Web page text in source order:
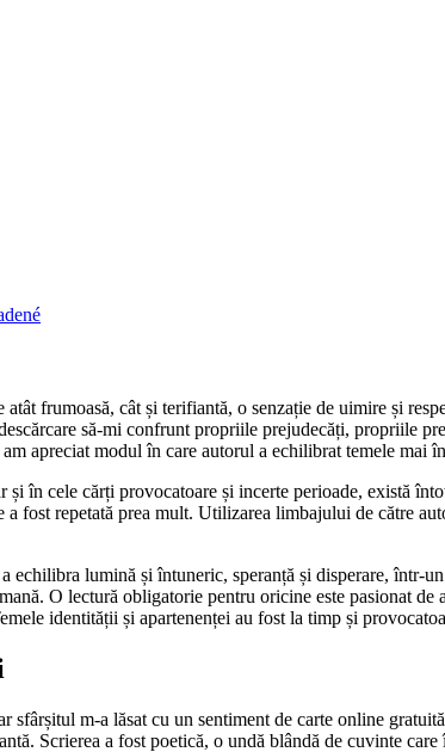
frumoasă, cât și terifiantă, o senzație de uimire și
să-mi confrunt propriile prejudecăți, propriile
apreciat modul în care autorul a echilibrat temele mai
în cele cărți provocatoare și incerte perioade, există
fost repetată prea mult. Utilizarea limbajului de către
echilibra lumină și întuneric, speranță și disperare,
O lectură obligatorie pentru oricine este pasionat
identității și apartenenței au fost la timp și
sfârșitul m-a lăsat cu un sentiment de carte online
Scrierea a fost poetică, o undă blândă de cuvinte